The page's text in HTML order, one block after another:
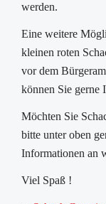
werden.
Eine weitere
kleinen roten
vor dem
können Sie gerne
Möchten Sie
bitte unter oben
Informationen an
Viel Spaß !